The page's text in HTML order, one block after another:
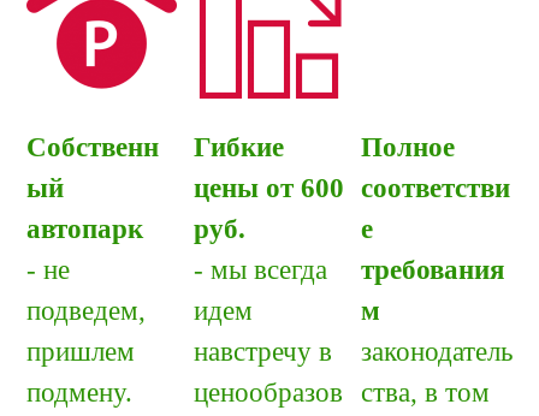
Собственн
ый
автопарк
- не
подведем,
пришлем
подмену.
Гибкие
цены от 600
руб.
- мы всегда
идем
навстречу в
ценообразов
Полное
соответстви
е
требования
м
законодатель
ства, в том